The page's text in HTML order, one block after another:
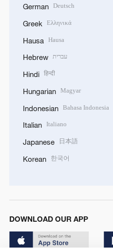
German Deutsch
Greek Ελληνικά
Hausa Hausa
Hebrew עברית
Hindi हिन्दी
Hungarian Magyar
Indonesian Bahasa Indonesia
Italian Italiano
Japanese 日本語
Korean 한국어
DOWNLOAD OUR APP